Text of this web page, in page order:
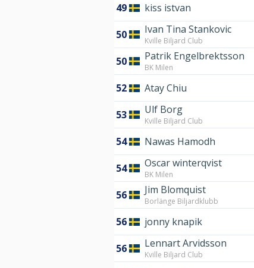
49 kiss istvan
50 Ivan Tina Stankovic
Kville Biljard Club
50 Patrik Engelbrektsson
BK Milen
52 Atay Chiu
53 Ulf Borg
Kville Biljard Club
54 Nawas Hamodh
54 Oscar winterqvist
BK Milen
56 Jim Blomquist
Borlänge Biljardklubb
56 jonny knapik
56 Lennart Arvidsson
Kville Biljard Club